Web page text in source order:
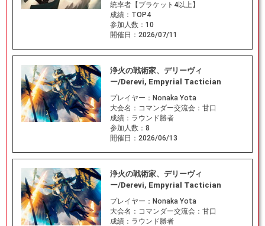
統率者【ブラケット4以上】
成績： TOP4
参加人数： 10
開催日： 2026/07/11
浄火の戦術家、デリーヴィ
ー/Derevi, Empyrial Tactician
プレイヤー： Nonaka Yota
大会名： コマンダー交流会：甘口
成績： ラウンド勝者
参加人数： 8
開催日： 2026/06/13
浄火の戦術家、デリーヴィ
ー/Derevi, Empyrial Tactician
プレイヤー： Nonaka Yota
大会名： コマンダー交流会：甘口
成績： ラウンド勝者